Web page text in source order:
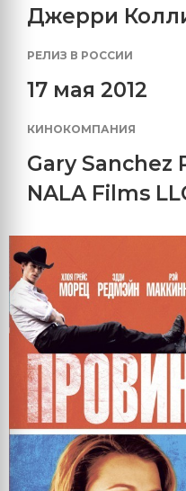
Джерри
РЕЛИЗ В РОССИИ
17 мая 2012
КИНОКОМПАНИЯ
Gary Sanchez
NALA Films